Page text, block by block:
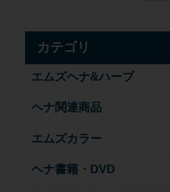
カテゴリ
エムズヘナ&ハーブ
ヘナ関連商品
エムズカラー
ヘナ書籍・DVD